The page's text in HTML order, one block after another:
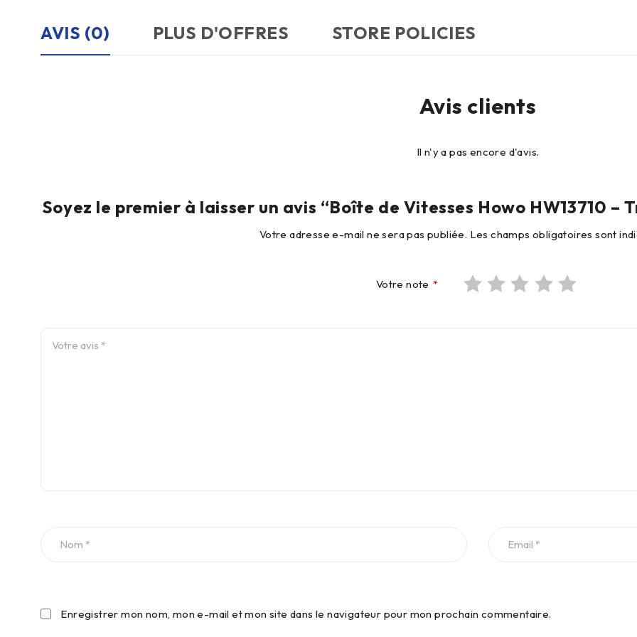
AVIS (0) PLUS D'OFFRES STORE POLICIES
Avis clients
Il n'y a pas encore d'avis.
Soyez le premier à laisser un avis “Boîte de Vitesses Howo HW13710 –
Votre adresse e-mail ne sera pas publiée. Les champs obligatoires sont
Votre note *
Enregistrer mon nom, mon e-mail et mon site dans le navigateur pour mon prochain commentaire.